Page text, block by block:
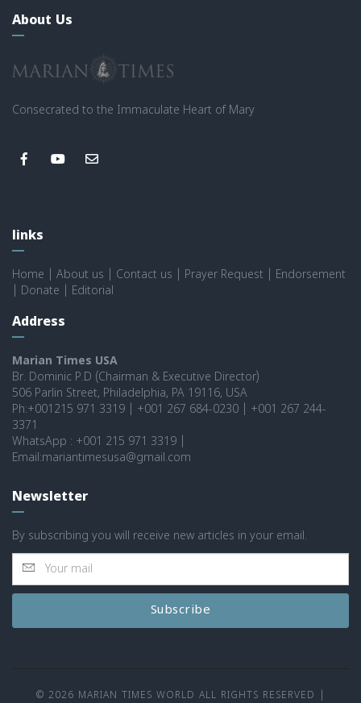
About Us
Consecrated to the Immaculate Heart of Mary
links
Home About us Contact us Prayer Request
Endorsement
Donate Editorial
Address
Marian Times USA
Br. Dominic P.D (Chairman & Executive Director)
506 Parlin Street, Philadelphia, PA 19116, USA
Ph:+001215 971 3319 | +001 267 684-0230 | +001 267 244-
3371
WhatsApp : +001 215 971 3319 |
Email:mariantimesusa@gmail.com
Newsletter
By subscribing you will receive new articles in your email.
Subscribe
© 2026 MARIAN TIMES WORLD ALL RIGHTS RESERVED